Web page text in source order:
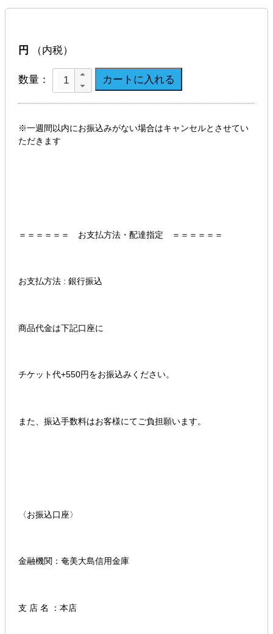
円 （内税）
数量：
※一週間以内にお振込みがない場合はキャンセルとさせてい
ただきます
＝＝＝＝＝＝ お支払方法・配達指定 ＝＝＝＝＝＝
お支払方法 : 銀行振込
商品代金は下記口座に
チケット代+550円をお振込みください。
また、振込手数料はお客様にてご負担願います。
〈お振込口座〉
金融機関：奄美大島信用金庫
支 店 名 ：本店